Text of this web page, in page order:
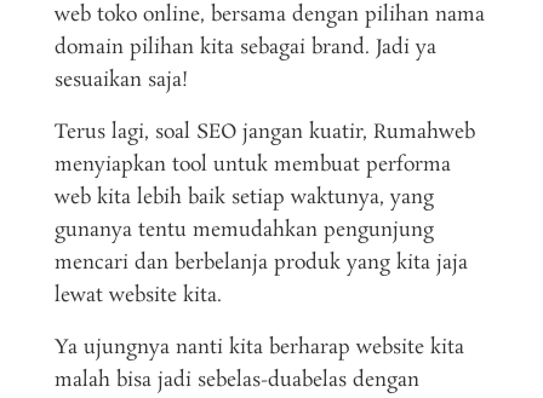
web toko online, bersama dengan pilihan nama
domain pilihan kita sebagai brand. Jadi ya
sesuaikan saja!
Terus lagi, soal SEO jangan kuatir, Rumahweb
menyiapkan tool untuk membuat performa
web kita lebih baik setiap waktunya, yang
gunanya tentu memudahkan pengunjung
mencari dan berbelanja produk yang kita jaja
lewat website kita.
Ya ujungnya nanti kita berharap website kita
malah bisa jadi sebelas-duabelas dengan